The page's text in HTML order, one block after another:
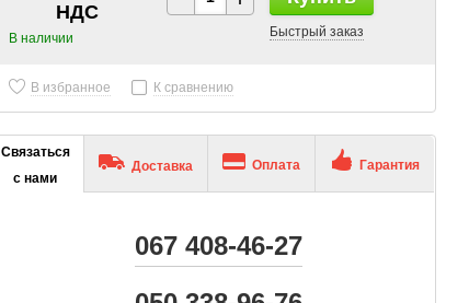
НДС
В наличии Быстрый заказ
В избранное К сравнению
Связаться
с нами
Доставка Оплата Гарантия
067 408-46-27